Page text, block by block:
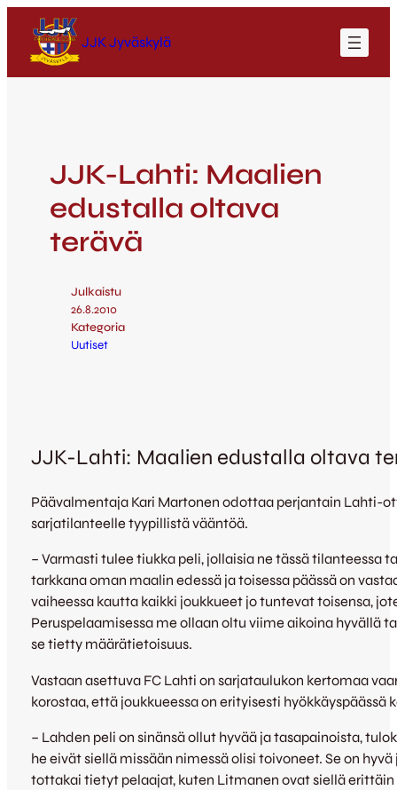
JJK Jyväskylä
JJK-Lahti: Maalien
edustalla oltava
terävä
Julkaistu
26.8.2010
Kategoria
Uutiset
JJK-Lahti: Maalien edustalla oltava
Päävalmentaja Kari Martonen odottaa perjantain Lahti-
sarjatilanteelle tyypillistä vääntöä.
– Varmasti tulee tiukka peli, jollaisia ne tässä tilanteessa
tarkkana oman maalin edessä ja toisessa päässä on
vaiheessa kautta kaikki joukkueet jo tuntevat toisensa,
Peruspelaamisessa me ollaan oltu viime aikoina hyvällä
se tietty määrätietoisuus.
Vastaan asettuva FC Lahti on sarjataulukon kertomaa
korostaa, että joukkueessa on erityisesti hyökkäyspäässä
– Lahden peli on sinänsä ollut hyvää ja tasapainoista,
he eivät siellä missään nimessä olisi toivoneet. Se on
tottakai tietyt pelaajat, kuten Litmanen ovat siellä erittäin